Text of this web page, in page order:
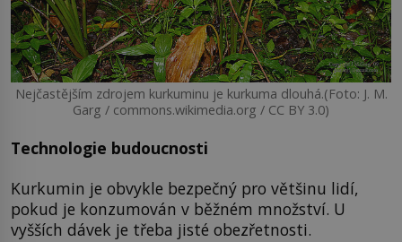
Nejčastějším zdrojem kurkuminu je kurkuma dlouhá.(Foto: J. M.
Garg / commons.wikimedia.org / CC BY 3.0)
Technologie budoucnosti
Kurkumin je obvykle bezpečný pro většinu lidí,
pokud je konzumován v běžném množství. U
vyšších dávek je třeba jisté obezřetnosti.